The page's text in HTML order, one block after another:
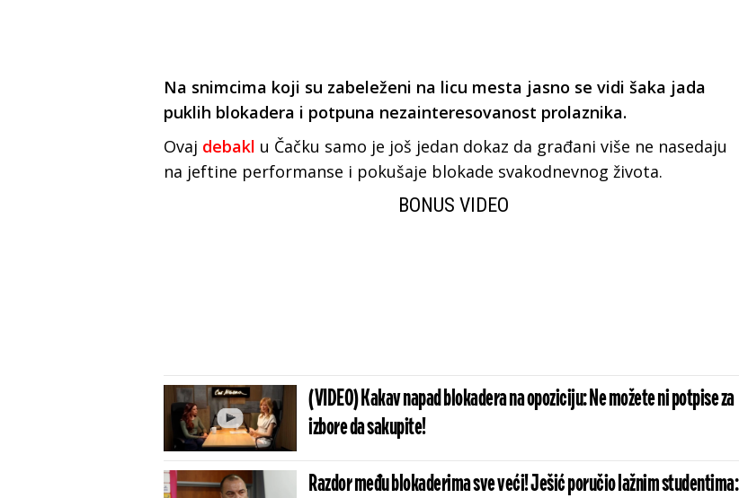
Na snimcima koji su zabeleženi na licu mesta jasno se vidi šaka jada
puklih blokadera i potpuna nezainteresovanost prolaznika.
Ovaj debakl u Čačku samo je još jedan dokaz da građani više ne nasedaju
na jeftine performanse i pokušaje blokade svakodnevnog života.
BONUS VIDEO
(VIDEO) Kakav napad blokadera na opoziciju: Ne možete ni potpise za
izbore da sakupite!
Razdor među blokaderima sve veći! Ješić poručio lažnim studentima: